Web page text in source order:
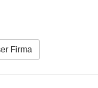
Firma